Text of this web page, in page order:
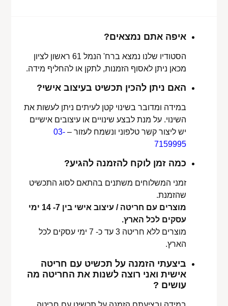
איפה אתם נמצאים?
הסטודיו שלנו נמצא ברח' הנמל 61 ראשון לציון
מכאן ניתן לאסוף הזמנות, לתקן או להחליף מידה.
האם ניתן להכין תכשיט בעיצוב אישי?
במידה ומדובר בשינוי קטן לעיתים ניתן לעשות את
השינוי. על מנת לבצע שינויים או עיצובים אישיים
יש ליצור קשר טלפוני ונשמח לעזור –03-
7159995
כמה זמן לוקח להזמנה להגיע?
זמני המשלוחים משתנים בהתאם לסוג התכשיט
שהזמנת.
מוצרים עם חריטה / עיצוב אישי בין 7- 14 ימי
עסקים לכל הארץ.
מוצרים ללא חריטה 3 עד כ- 7 ימי עסקים לכל
הארץ.
ביצעתי הזמנה על תכשיט עם חריטה
אישית ואני רוצה לשנות את החריטה מה
עושים ?